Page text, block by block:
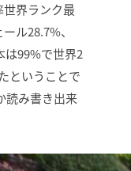
界ランク最
ル28.7%、
は99%で世界2
ということで
読み書き出来